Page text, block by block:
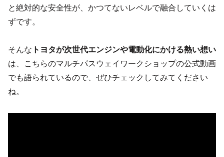
と絶対的な安全性が、かつてないレベルで融合していくは
ずです。
そんな トヨタが次世代エンジンや電動化にかける熱い想い
は、こちらのマルチパスウェイワークショップの公式動画
でも語られているので、ぜひチェックしてみてください
ね。